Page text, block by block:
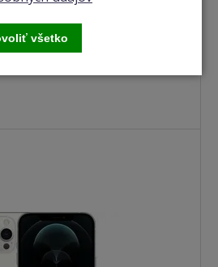
sivá
všetko